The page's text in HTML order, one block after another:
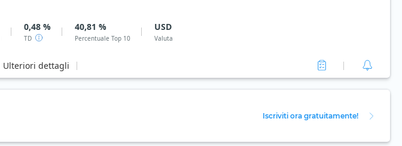
0,48 %
TD
40,81 %
Percentuale Top 10
USD
Valuta
Ulteriori dettagli
Iscriviti ora gratuitamente!